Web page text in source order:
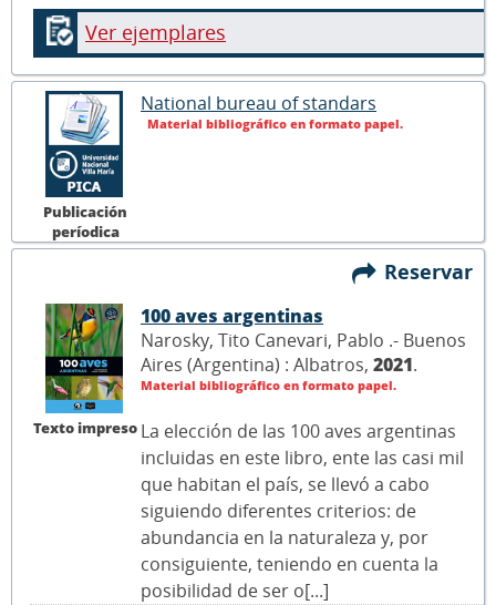
Ver ejemplares
Publicación
períodica
National bureau of standars
Material bibliográfico en formato papel.
Reservar
Texto impreso
100 aves argentinas
Narosky, Tito Canevari, Pablo .- Buenos
Aires (Argentina) : Albatros, 2021.
Material bibliográfico en formato papel.
La elección de las 100 aves argentinas
incluidas en este libro, ente las casi mil
que habitan el país, se llevó a cabo
siguiendo diferentes criterios: de
abundancia en la naturaleza y, por
consiguiente, teniendo en cuenta la
posibilidad de ser o[...]